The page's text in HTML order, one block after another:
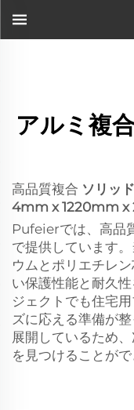
アルミ複
高品質複合 ソリッ
4mm x 1220mm
Pufeierでは、高品
で提供しています
ウムとポリエチレ
い保護性能と耐久
ジェクトでも住宅
ズに応える準備が
展開しているため
を見つけることがで